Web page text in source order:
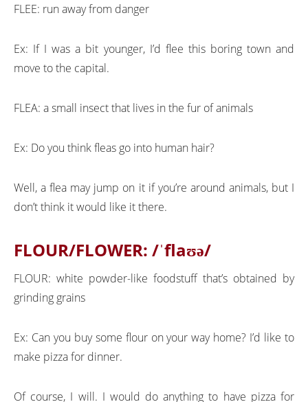
FLEE: run away from danger
Ex: If I was a bit younger, I’d flee this boring town and
move to the capital.
FLEA: a small insect that lives in the fur of animals
Ex: Do you think fleas go into human hair?
Well, a flea may jump on it if you’re around animals, but I
don’t think it would like it there.
FLOUR/FLOWER: /ˈflaʊə/
FLOUR: white powder-like foodstuff that’s obtained by
grinding grains
Ex: Can you buy some flour on your way home? I’d like to
make pizza for dinner.
Of course, I will. I would do anything to have pizza for